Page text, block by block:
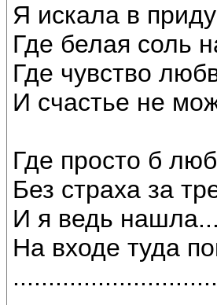
Я искала в
Где белая соль
Где чувство
И счастье не
Где просто б
Без страха за
И я ведь
На входе туда